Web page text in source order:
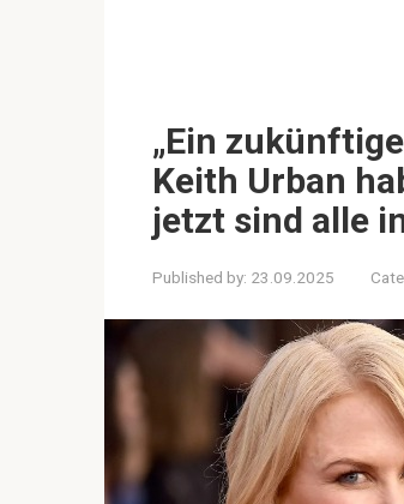
„Ein
Keith Urban
jetzt sind alle
Published by: 23.09.2025